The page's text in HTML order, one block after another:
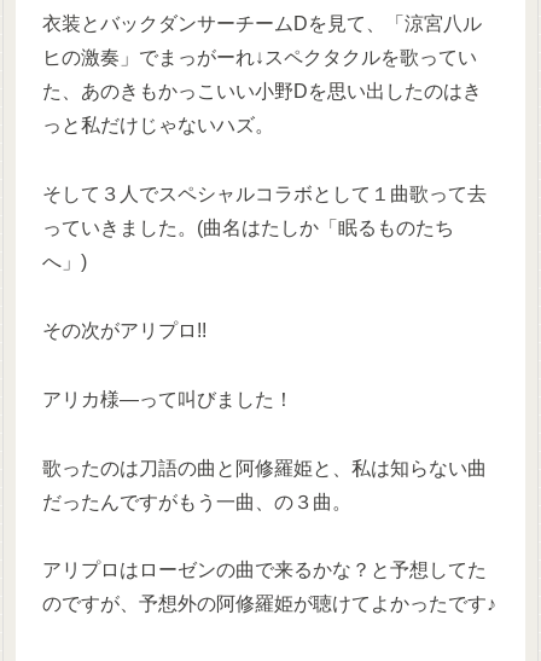
衣装とバックダンサーチームDを見て、「涼宮八ル
ヒの激奏」でまっがーれ↓スペクタクルを歌ってい
た、あのきもかっこいい小野Dを思い出したのはき
っと私だけじゃないハズ。
そして３人でスペシャルコラボとして１曲歌って去
っていきました。(曲名はたしか「眠るものたち
へ」)
その次がアリプロ!!
アリカ様―って叫びました！
歌ったのは刀語の曲と阿修羅姫と、私は知らない曲
だったんですがもう一曲、の３曲。
アリプロはローゼンの曲で来るかな？と予想してた
のですが、予想外の阿修羅姫が聴けてよかったです♪